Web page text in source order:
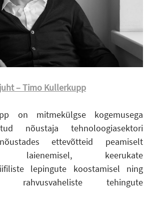
– Timo Kullerkupp
on mitmekülgse kogemusega
nõustaja tehnoloogiasektori
ettevõtteid peamiselt
laienemisel, keerukate
lepingute koostamisel ning
rahvusvaheliste tehingute